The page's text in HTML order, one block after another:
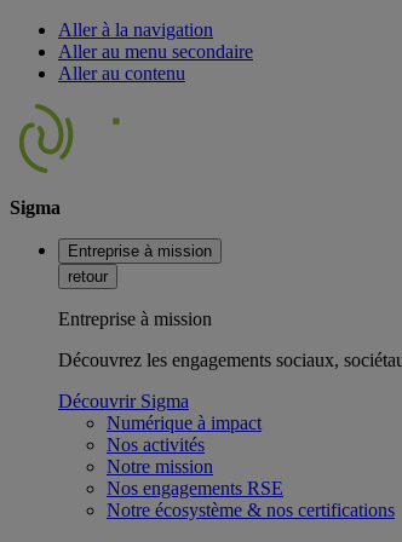
Aller à la navigation
Aller au menu secondaire
Aller au contenu
Sigma
Entreprise à mission
retour
Entreprise à mission
Découvrez les engagements sociaux,
Découvrir Sigma
Numérique à impact
Nos activités
Notre mission
Nos engagements RSE
Notre écosystème & nos certifications